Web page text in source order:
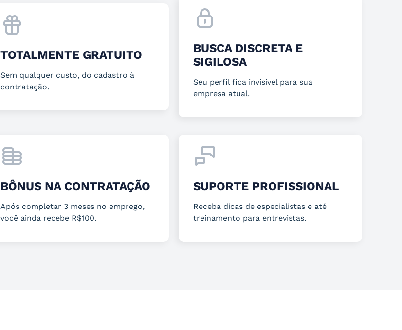
TOTALMENTE GRATUITO
Sem qualquer custo, do cadastro à
contratação.
BUSCA DISCRETA E
SIGILOSA
Seu perfil fica invisível para sua
empresa atual.
BÔNUS NA CONTRATAÇÃO
Após completar 3 meses no emprego,
você ainda recebe R$100.
SUPORTE PROFISSIONAL
Receba dicas de especialistas e até
treinamento para entrevistas.